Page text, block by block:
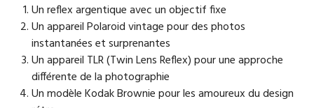
Un reflex argentique avec un objectif fixe
Un appareil Polaroid vintage pour des photos
instantanées et surprenantes
Un appareil TLR (Twin Lens Reflex) pour une approche
différente de la photographie
Un modèle Kodak Brownie pour les amoureux du design